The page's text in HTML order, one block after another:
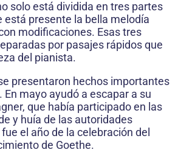
solo está dividida en tres partes
está presente la bella melodía
modificaciones. Esas tres
por pasajes rápidos que
del pianista.
presentaron hechos importantes
En mayo ayudó a escapar a su
que había participado en las
y huía de las autoridades
el año de la celebración del
de Goethe.